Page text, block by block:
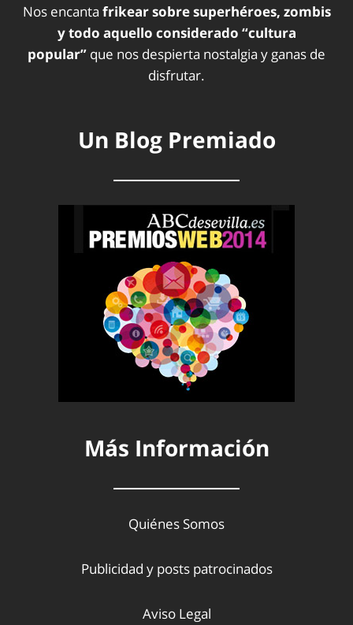
Nos encanta frikear sobre superhéroes, zombis
y todo aquello considerado “cultura
popular” que nos despierta nostalgia y ganas de
disfrutar.
Un Blog Premiado
Más Información
Quiénes Somos
Publicidad y posts patrocinados
Aviso Legal